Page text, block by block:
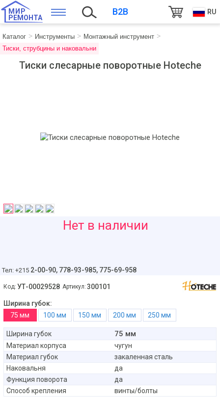
МИР
РЕМОНТА
B2B RU
Каталог Инструменты
Монтажный инструмент
Тиски, струбцины и наковальни
Тиски слесарные поворотные Hoteche
Нет в наличии
Тел: +215 2-00-90, 778-93-985, 775-69-958
Код: УТ-00029528 Артикул: 300101
Ширина губок:
75 мм
100 мм 150 мм 200 мм 250 мм
Ширина губок 75 мм
Материал корпуса
чугун
Материал губок
закаленная сталь
Наковальня
да
Функция поворота
да
Способ крепления
винты/болты